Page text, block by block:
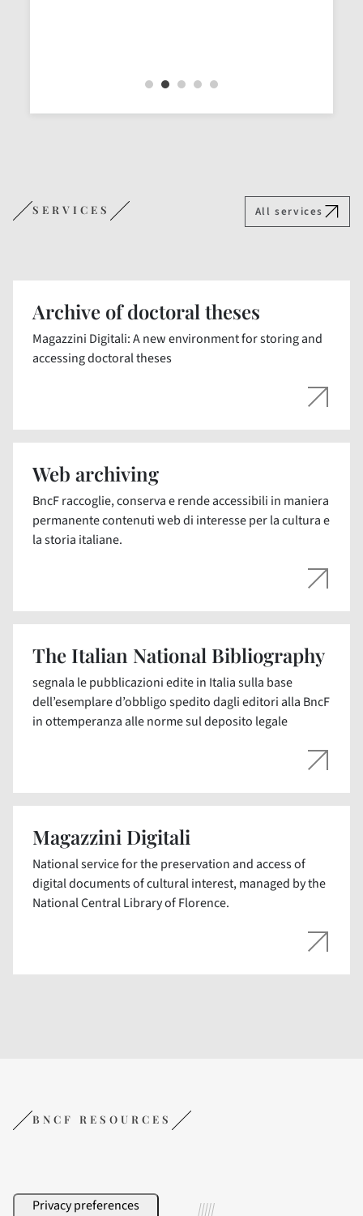
SERVICES All services
Archive of doctoral theses
Magazzini Digitali: A new environment for storing and
accessing doctoral theses
Web archiving
BncF raccoglie, conserva e rende accessibili in maniera
permanente contenuti web di interesse per la cultura e
la storia italiane.
The Italian National Bibliography
segnala le pubblicazioni edite in Italia sulla base
dell’esemplare d’obbligo spedito dagli editori alla BncF
in ottemperanza alle norme sul deposito legale
Magazzini Digitali
National service for the preservation and access of
digital documents of cultural interest, managed by the
National Central Library of Florence.
BNCF RESOURCES